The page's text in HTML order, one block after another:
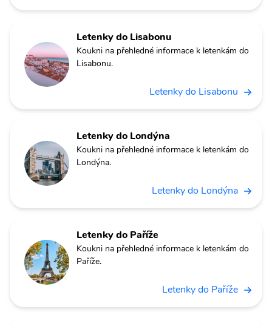
Letenky do Lisabonu
Koukni na přehledné informace k letenkám do
Lisabonu.
Letenky do Lisabonu
Letenky do Londýna
Koukni na přehledné informace k letenkám do
Londýna.
Letenky do Londýna
Letenky do Paříže
Koukni na přehledné informace k letenkám do
Paříže.
Letenky do Paříže